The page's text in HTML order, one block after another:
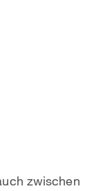
zwischen